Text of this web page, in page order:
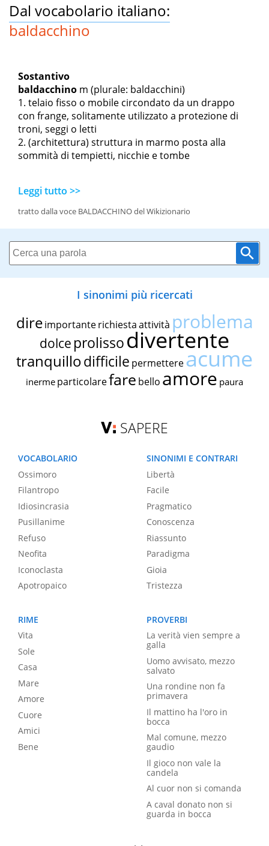
Dal vocabolario italiano:
baldacchino
Sostantivo
baldacchino m (plurale: baldacchini)
telaio fisso o mobile circondato da un drappo
con frange, solitamente utilizzato a protezione di
troni, seggi o letti
(architettura) struttura in marmo posta alla
sommità di tempietti, nicchie e tombe
Leggi tutto >>
tratto dalla voce BALDACCHINO del Wikizionario
I sinonimi più ricercati
dire importante richiestaattività problema
dolce prolissodivertente
tranquillodifficile permettereacume
inerme particolarefare bello amore paura
SAPERE
VOCABOLARIO
Ossimoro
Filantropo
Idiosincrasia
Pusillanime
Refuso
Neofita
Iconoclasta
Apotropaico
SINONIMI E CONTRARI
Libertà
Facile
Pragmatico
Conoscenza
Riassunto
Paradigma
Gioia
Tristezza
RIME
Vita
Sole
Casa
Mare
Amore
Cuore
Amici
Bene
PROVERBI
La verità vien sempre a
galla
Uomo avvisato, mezzo
salvato
Una rondine non fa
primavera
Il mattino ha l'oro in
bocca
Mal comune, mezzo
gaudio
Il gioco non vale la
candela
Al cuor non si comanda
A caval donato non si
guarda in bocca